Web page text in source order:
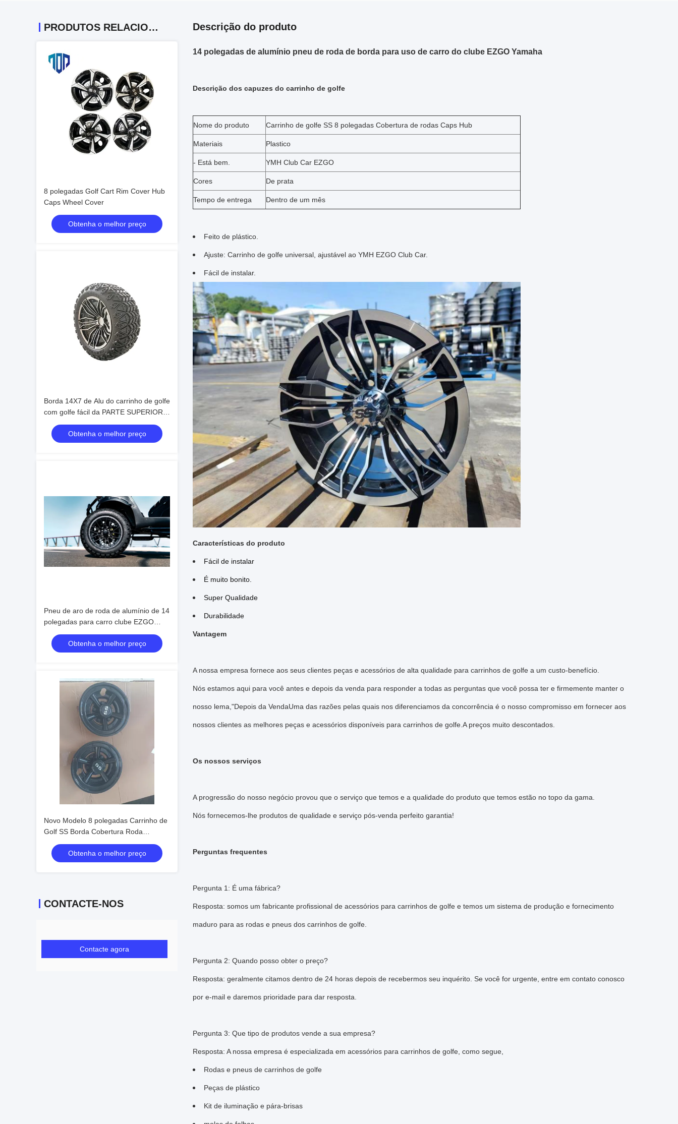
PRODUTOS RELACIONADOS
8 polegadas Golf Cart Rim Cover Hub
Caps Wheel Cover
Obtenha o melhor preço
Borda 14X7 de Alu do carrinho de golfe
com golfe fácil da PARTE SUPERIOR
da instalação 23X10.5-14
Obtenha o melhor preço
Pneu de aro de roda de alumínio de 14
polegadas para carro clube EZGO
Yamaha uso TOP Golf
Obtenha o melhor preço
Novo Modelo 8 polegadas Carrinho de
Golf SS Borda Cobertura Roda
Cobertura
Obtenha o melhor preço
CONTACTE-NOS
Contacte agora
Descrição do produto
14 polegadas de alumínio pneu de roda de borda para uso de carro do clube EZGO Yamaha
Descrição dos capuzes do carrinho de golfe
Nome do produto Carrinho de golfe SS 8 polegadas Cobertura de rodas Caps Hub
Materiais Plastico
- Está bem. YMH Club Car EZGO
Cores De prata
Tempo de entrega Dentro de um mês
Feito de plástico.
Ajuste: Carrinho de golfe universal, ajustável ao YMH EZGO Club Car.
Fácil de instalar.
Características do produto
Fácil de instalar
É muito bonito.
Super Qualidade
Durabilidade
Vantagem
A nossa empresa fornece aos seus clientes peças e acessórios de alta qualidade para carrinhos de golfe a um custo-benefício.
Nós estamos aqui para você antes e depois da venda para responder a todas as perguntas que você possa ter e firmemente manter o
nosso lema,"Depois da VendaUma das razões pelas quais nos diferenciamos da concorrência é o nosso compromisso em fornecer aos
nossos clientes as melhores peças e acessórios disponíveis para carrinhos de golfe.A preços muito descontados.
Os nossos serviços
A progressão do nosso negócio provou que o serviço que temos e a qualidade do produto que temos estão no topo da gama.
Nós fornecemos-lhe produtos de qualidade e serviço pós-venda perfeito garantia!
Perguntas frequentes
Pergunta 1: É uma fábrica?
Resposta: somos um fabricante profissional de acessórios para carrinhos de golfe e temos um sistema de produção e fornecimento
maduro para as rodas e pneus dos carrinhos de golfe.
Pergunta 2: Quando posso obter o preço?
Resposta: geralmente citamos dentro de 24 horas depois de recebermos seu inquérito. Se você for urgente, entre em contato conosco
por e-mail e daremos prioridade para dar resposta.
Pergunta 3: Que tipo de produtos vende a sua empresa?
Resposta: A nossa empresa é especializada em acessórios para carrinhos de golfe, como segue,
Rodas e pneus de carrinhos de golfe
Peças de plástico
Kit de iluminação e pára-brisas